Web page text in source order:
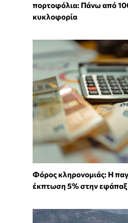
πορτοφόλια: Πάνω από
κυκλοφορία
Φόρος κληρονομιάς: Η
έκπτωση 5% στην